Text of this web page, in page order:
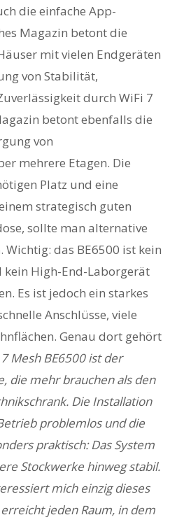
die einfache App-
Magazin betont die
mit vielen Endgeräten
von Stabilität,
durch WiFi 7
betont ebenfalls die
von
mehrere Etagen. Die
Platz und eine
strategisch guten
sollte man alternative
das BE6500 ist kein
High-End-Laborgerät
Es ist jedoch ein starkes
Anschlüsse, viele
Genau dort gehört
Mesh BE6500 ist der
die mehr brauchen als den
Die Installation
problemlos und die
praktisch: Das System
Stockwerke hinweg stabil.
mich einzig dieses
jeden Raum, in dem